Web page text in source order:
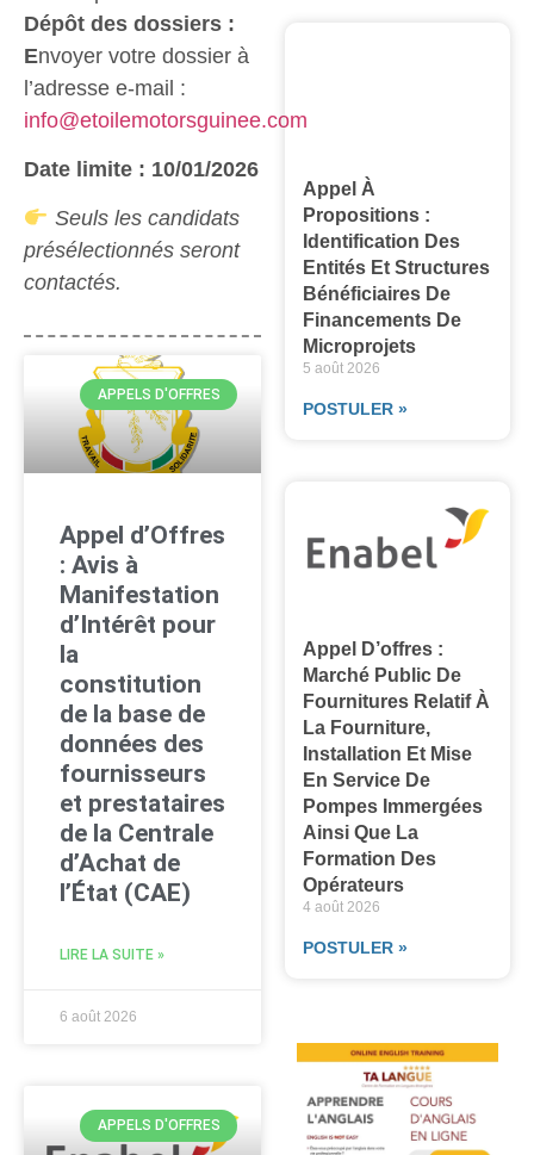
Dépôt des dossiers :
Envoyer votre dossier à
l’adresse e-mail :
info@etoilemotorsguinee.com
Date limite : 10/01/2026
Seuls les candidats
présélectionnés seront
contactés.
APPELS D'OFFRES
Appel d’Offres
: Avis à
Manifestation
d’Intérêt pour
la
constitution
de la base de
données des
fournisseurs
et prestataires
de la Centrale
d’Achat de
l’État (CAE)
LIRE LA SUITE »
6 août 2026
APPELS D'OFFRES
Appel À
Propositions :
Identification Des
Entités Et Structures
Bénéficiaires De
Financements De
Microprojets
5 août 2026
POSTULER »
Appel D’offres :
Marché Public De
Fournitures Relatif À
La Fourniture,
Installation Et Mise
En Service De
Pompes Immergées
Ainsi Que La
Formation Des
Opérateurs
4 août 2026
POSTULER »